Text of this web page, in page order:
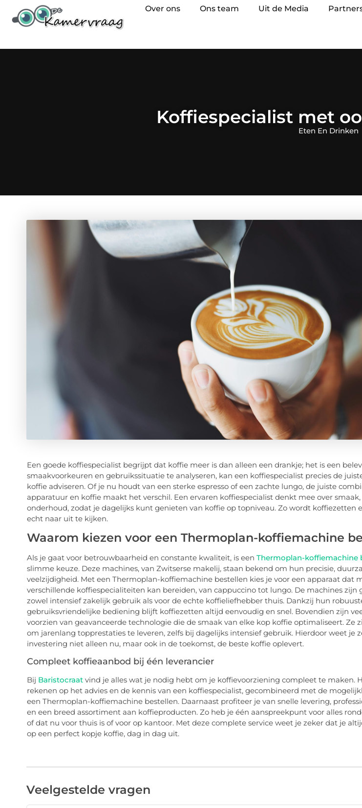
Over ons Ons team Uit de Media
Koffiespecialist met
Eten En Drinken
Een goede koffiespecialist begrijpt dat koffie meer is dan alleen een drankje; het is een
smaakvoorkeuren en gebruikssituatie te analyseren, kan een koffiespecialist precies de
koffie adviseren. Of je nu houdt van een sterke espresso of een zachte lungo, de juiste
apparatuur en koffie maakt het verschil. Een ervaren koffiespecialist denkt mee over
onderhoud, zodat je dagelijks kunt genieten van koffie op topniveau. Zo wordt koffiezetten
echt naar uit te kijken.
Waarom kiezen voor een Thermoplan-koffiemachine
Als je gaat voor betrouwbaarheid en constante kwaliteit, is een Thermoplan-koffiemachine
slimme keuze. Deze machines, van Zwitserse makelij, staan bekend om hun precisie,
veelzijdigheid. Met een Thermoplan-koffiemachine bestellen kies je voor een apparaat dat
verschillende koffiespecialiteiten kan bereiden, van cappuccino tot lungo. De machines zijn
zowel intensief zakelijk gebruik als voor de echte koffieliefhebber thuis. Dankzij hun
gebruiksvriendelijke bediening blijft koffiezetten altijd eenvoudig en snel. Bovendien zijn
voorzien van geavanceerde technologie die de smaak van elke kop koffie optimaliseert. Ze
om jarenlang topprestaties te leveren, zelfs bij dagelijks intensief gebruik. Hierdoor weet je
investering niet alleen nu, maar ook in de toekomst, de beste koffie oplevert.
Compleet koffieaanbod bij één leverancier
Bij Baristocraatvind je alles wat je nodig hebt om je koffievoorziening compleet te maken.
rekenen op het advies en de kennis van een koffiespecialist, gecombineerd met de
een Thermoplan-koffiemachine bestellen. Daarnaast profiteer je van snelle levering,
en een breed assortiment aan koffieproducten. Zo heb je één aanspreekpunt voor alles
of dat nu voor thuis is of voor op kantoor. Met deze complete service weet je zeker dat je
op een perfect kopje koffie, dag in dag uit.
Veelgestelde vragen